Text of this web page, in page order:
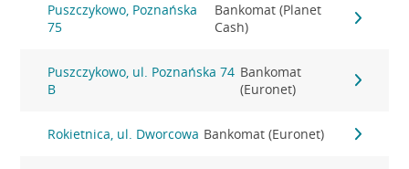
Puszczykowo, Poznańska
75
Bankomat (Planet
Cash)
Puszczykowo, ul. Poznańska 74
B
Bankomat
(Euronet)
Rokietnica, ul. Dworcowa Bankomat (Euronet)